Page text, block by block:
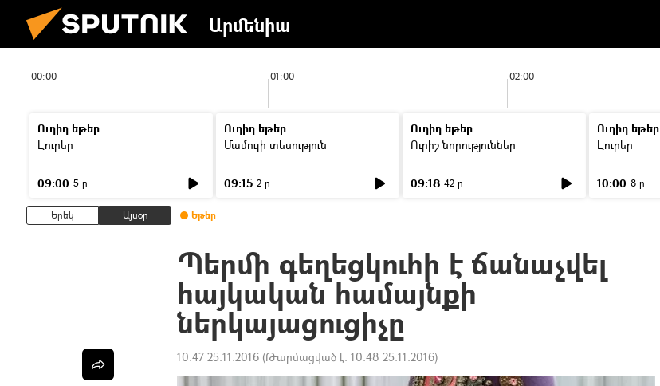
Արմենիա
00:00 01:00 02:00
Ուղիղ եթեր
Լուրեր
09:00 5 ր
Ուղիղ եթեր
Մամուլի տեսություն
09:15 2 ր
Ուղիղ եթեր
Ուրիշ նորություններ
09:18 42 ր
Ուղիղ եթեր
Լուրեր
10:00 8 ր
Երեկ Այսօր Եթեր
Պերմի գեղեցկուհի է ճանաչվել
հայկական համայնքի
ներկայացուցիչը
10:47 25.11.2016 (Թարմացված է: 10:48 25.11.2016)